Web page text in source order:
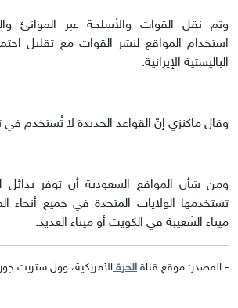
وتم نقل القوات والأسلحة عبر الموانئ
استخدام المواقع لنشر القوات مع تقليل
الباليستية الإيرانية.
وقال ماكنزي إنّ القواعد الجديدة لا تُستخدم في
ومن شأن المواقع السعودية أن توفر بدائل
تستخدمها الولايات المتحدة في جميع أنحاء
ميناء الشعيبة في الكويت أو ميناء العديد.
- المصدر: موقع قناة الحرة الأمريكية، وول ستريت